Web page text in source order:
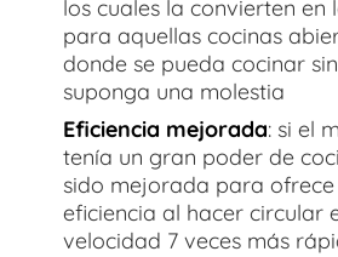
los cuales la convierten en
para aquellas cocinas
donde se pueda cocinar
suponga una molestia
Eficiencia mejorada: si el
tenía un gran poder de
sido mejorada para
eficiencia al hacer circular
velocidad 7 veces más